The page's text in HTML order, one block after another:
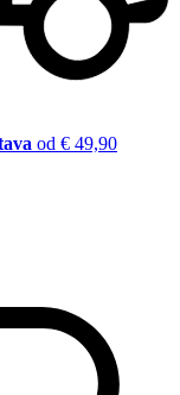
od € 49,90